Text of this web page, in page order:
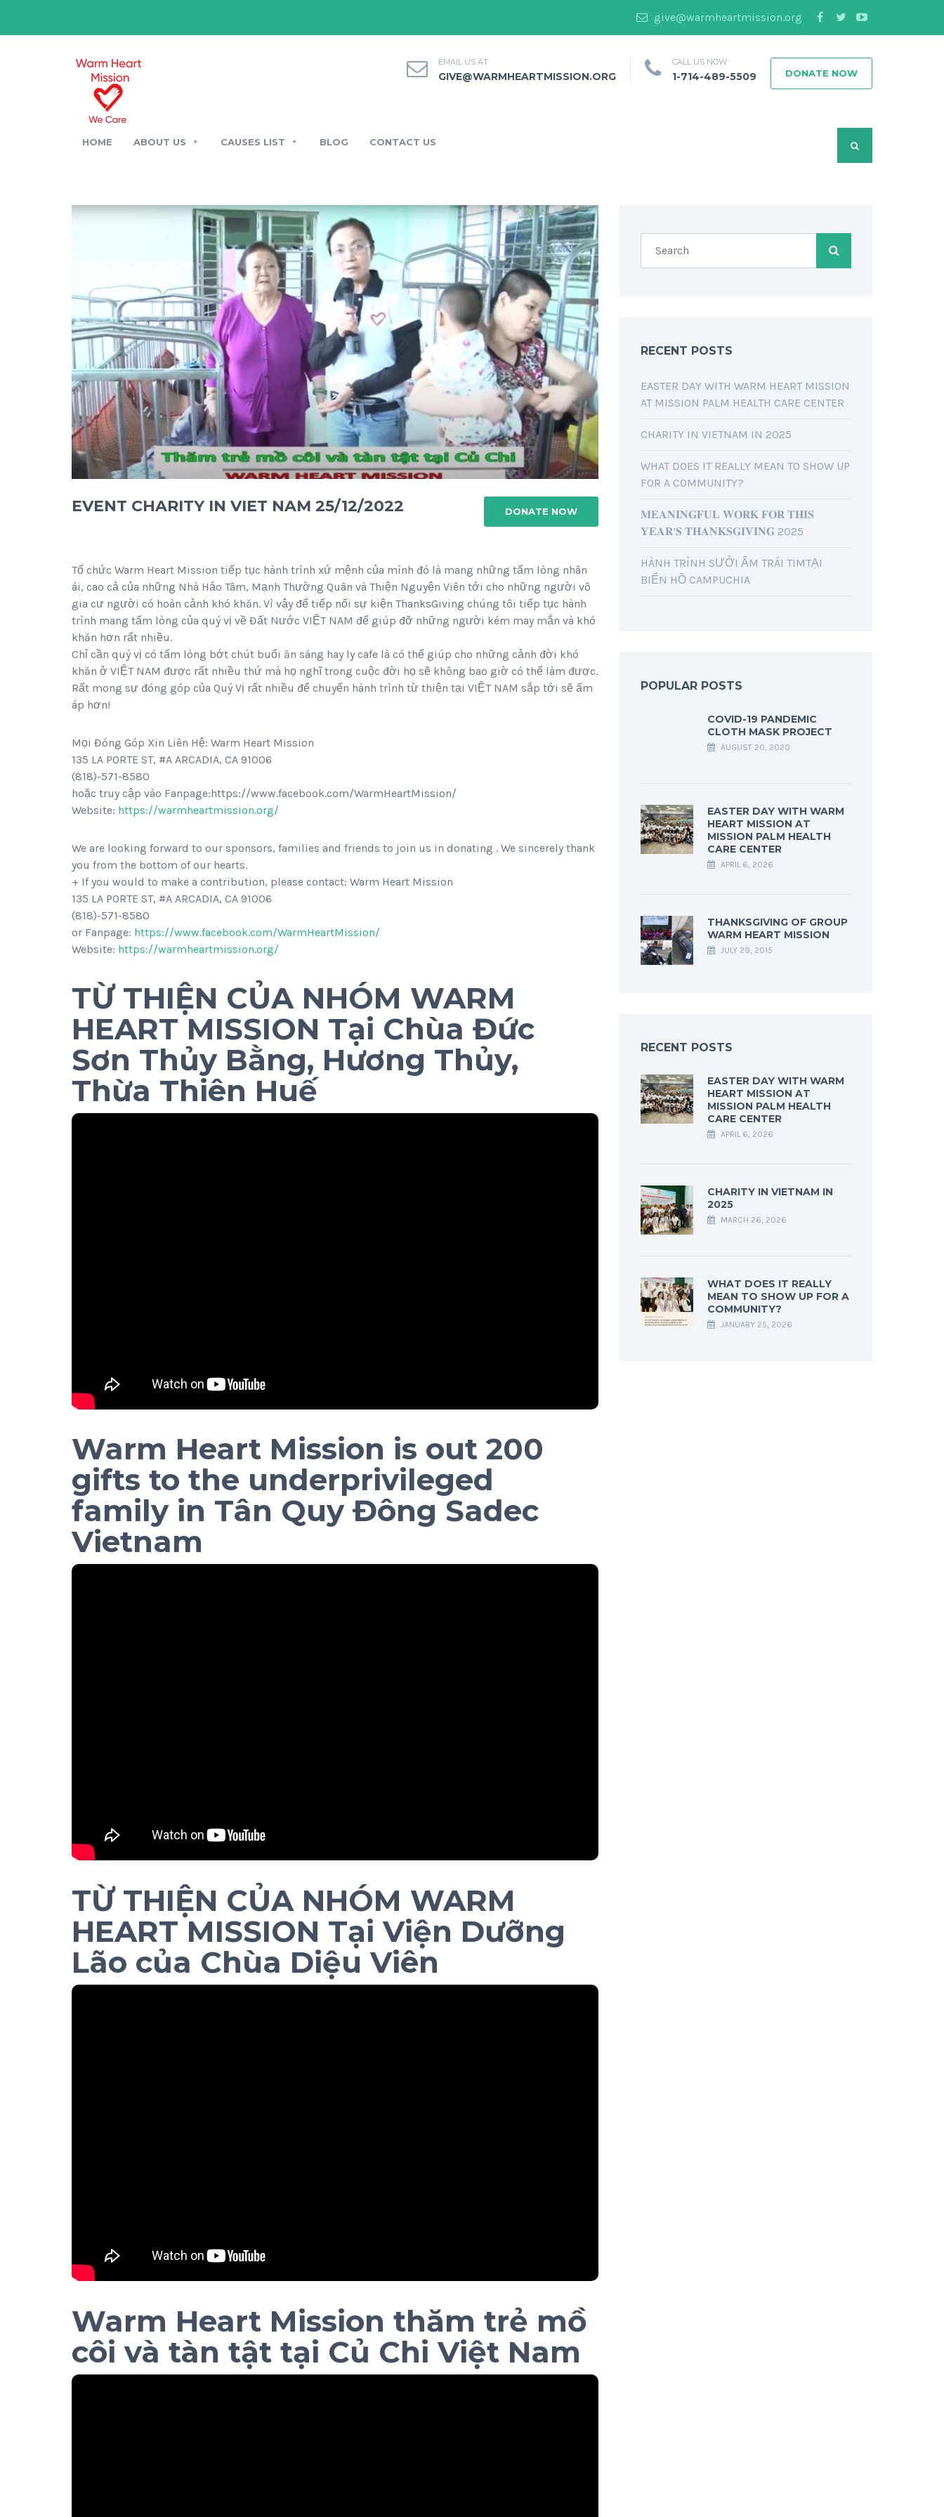
give@warmheartmission.org
EMAIL US AT
GIVE@WARMHEARTMISSION.ORG
CALL US NOW
1-714-489-5509 DONATE NOW
HOME ABOUT US CAUSES LIST BLOG CONTACT US
EVENT CHARITY IN VIET NAM 25/12/2022 DONATE NOW
Tổ chức Warm Heart Mission tiếp tục hành trình xứ mệnh của mình đó là mang những tấm lòng nhân
ái, cao cả của những Nhà Hảo Tâm, Mạnh Thường Quân và Thiện Nguyện Viên tới cho những người vô
gia cư người có hoàn cảnh khó khăn. Vì vậy để tiếp nối sự kiện ThanksGiving chúng tôi tiếp tục hành
trình mang tấm lòng của quý vị về Đất Nước VIỆT NAM để giúp đỡ những người kém may mắn và khó
khăn hơn rất nhiều.
Chỉ cần quý vị có tấm lòng bớt chút buổi ăn sáng hay ly cafe là có thể giúp cho những cảnh đời khó
khăn ở VIỆT NAM được rất nhiều thứ mà họ nghĩ trong cuộc đời họ sẽ không bao giờ có thể làm được.
Rất mong sự đóng góp của Quý Vị rất nhiều để chuyến hành trình từ thiện tại VIỆT NAM sắp tới sẽ ấm
áp hơn!
Mọi Đóng Góp Xin Liên Hệ: Warm Heart Mission
135 LA PORTE ST, #A ARCADIA, CA 91006
(818)-571-8580
hoặc truy cập vào Fanpage:https://www.facebook.com/WarmHeartMission/
Website: https://warmheartmission.org/
We are looking forward to our sponsors, families and friends to join us in donating . We sincerely thank
you from the bottom of our hearts.
+ If you would to make a contribution, please contact: Warm Heart Mission
135 LA PORTE ST, #A ARCADIA, CA 91006
(818)-571-8580
or Fanpage: https://www.facebook.com/WarmHeartMission/
Website: https://warmheartmission.org/
TỪ THIỆN CỦA NHÓM WARM
HEART MISSION Tại Chùa Đức
Sơn Thủy Bằng, Hương Thủy,
Thừa Thiên Huế
Warm Heart Mission is out 200
gifts to the underprivileged
family in Tân Quy Đông Sadec
Vietnam
TỪ THIỆN CỦA NHÓM WARM
HEART MISSION Tại Viện Dưỡng
Lão của Chùa Diệu Viên
Warm Heart Mission thăm trẻ mồ
côi và tàn tật tại Củ Chi Việt Nam
RECENT POSTS
EASTER DAY WITH WARM HEART MISSION
AT MISSION PALM HEALTH CARE CENTER
CHARITY IN VIETNAM IN 2025
WHAT DOES IT REALLY MEAN TO SHOW UP
FOR A COMMUNITY?
𝐌𝐄𝐀𝐍𝐈𝐍𝐆𝐅𝐔𝐋 𝐖𝐎𝐑𝐊 𝐅𝐎𝐑 𝐓𝐇𝐈𝐒
𝐘𝐄𝐀𝐑’𝐒 𝐓𝐇𝐀𝐍𝐊𝐒𝐆𝐈𝐕𝐈𝐍𝐆 2025
HÀNH TRÌNH SƯỞI ẤM TRÁI TIMTẠI
BIỂN HỒ CAMPUCHIA
POPULAR POSTS
COVID-19 PANDEMIC
CLOTH MASK PROJECT
AUGUST 20, 2020
EASTER DAY WITH WARM
HEART MISSION AT
MISSION PALM HEALTH
CARE CENTER
APRIL 6, 2026
THANKSGIVING OF GROUP
WARM HEART MISSION
JULY 29, 2015
RECENT POSTS
EASTER DAY WITH WARM
HEART MISSION AT
MISSION PALM HEALTH
CARE CENTER
APRIL 6, 2026
CHARITY IN VIETNAM IN
2025
MARCH 26, 2026
WHAT DOES IT REALLY
MEAN TO SHOW UP FOR A
COMMUNITY?
JANUARY 25, 2026